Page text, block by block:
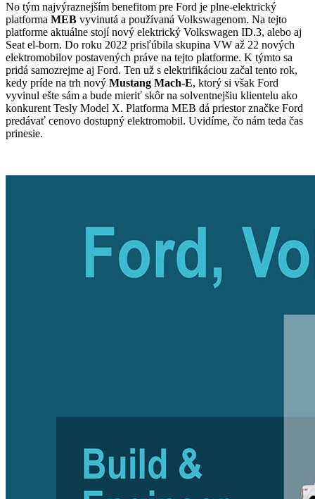
No tým najvýraznejším benefitom pre Ford je plne-elektrický
platforma MEB vyvinutá a používaná Volkswagenom. Na tejto
platforme aktuálne stojí nový elektrický Volkswagen ID.3, alebo aj
Seat el-born. Do roku 2022 prisľúbila skupina VW až 22 nových
elektromobilov postavených práve na tejto platforme. K týmto sa
pridá samozrejme aj Ford. Ten už s elektrifikáciou začal tento rok,
kedy príde na trh nový Mustang Mach-E, ktorý si však Ford
vyvinul ešte sám a bude mieriť skôr na solventnejšiu klientelu ako
konkurent Tesly Model X. Platforma MEB dá priestor značke Ford
predávať cenovo dostupný elektromobil. Uvidíme, čo nám teda čas
prinesie.